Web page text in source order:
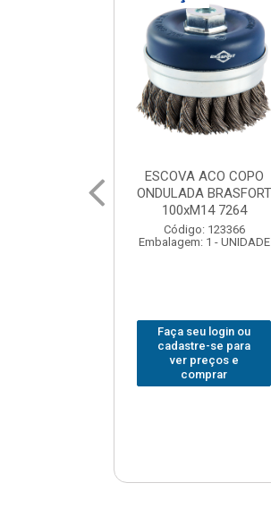
SERRA CIRCULAR WIDEA
BRASFORT PREMIUM
200x36x30
Código: 202290
Embalagem: 1 - UNIDADE
Faça seu login ou
cadastre-se para
ver preços e
comprar